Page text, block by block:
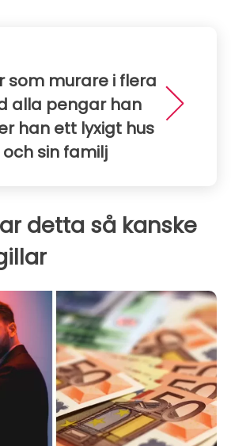
som murare i flera
alla pengar han
han ett lyxigt hus
sin familj
detta så kanske